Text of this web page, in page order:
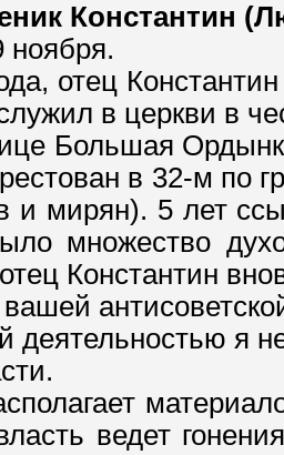
Константин
ноября.
отец
в церкви в
Большая
в 32-м по
и мирян). 5 лет
множество
Константин
деятельностью я
ведет